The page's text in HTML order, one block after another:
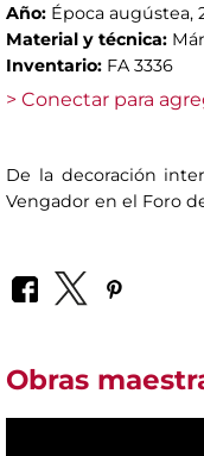
Año: Época augústea,
Material y técnica:
Inventario: FA 3336
> Conectar para
De la decoración
Vengador en el Foro
Obras